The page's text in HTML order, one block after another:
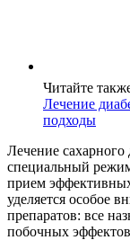
Читайте
Лечение
подходы
Лечение
специальный
прием
уделяется особое
препаратов: все
побочных